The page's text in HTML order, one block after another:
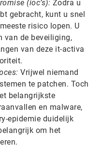
(ioc’s): Zodra u
gebracht, kunt u snel
risico lopen. U
van de beveiliging,
van deze it-activa
Vrijwel niemand
te patchen. Toch
belangrijkste
en malware,
epidemie duidelijk
om het